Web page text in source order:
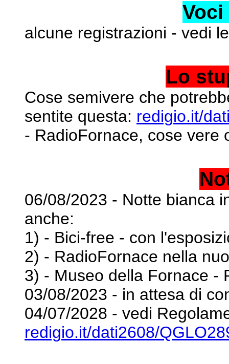
Voci
alcune registrazioni - vedi
Lo
Cose semivere che
sentite questa: redigio.it/
- RadioFornace, cose vere
06/08/2023 - Notte bianca
anche:
1) - Bici-free - con
2) - RadioFornace nella
3) - Museo della Fornace -
03/08/2023 - in attesa di
04/07/2028 - vedi
redigio.it/dati2608/